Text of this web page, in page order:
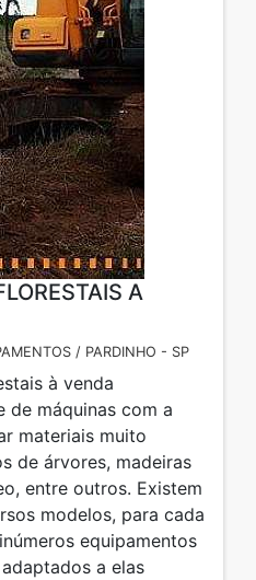
A
/ PARDINHO - SP
à venda
de máquinas com a
materiais muito
de árvores, madeiras
entre outros. Existem
modelos, para cada
equipamentos
a elas